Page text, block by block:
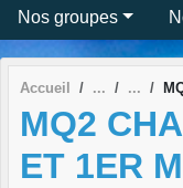
Nos groupes
Accueil
MQ2
ET 1ER